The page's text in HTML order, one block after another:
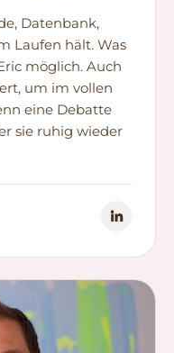
Datenbank,
Laufen hält. Was
möglich. Auch
um im vollen
eine Debatte
sie ruhig wieder